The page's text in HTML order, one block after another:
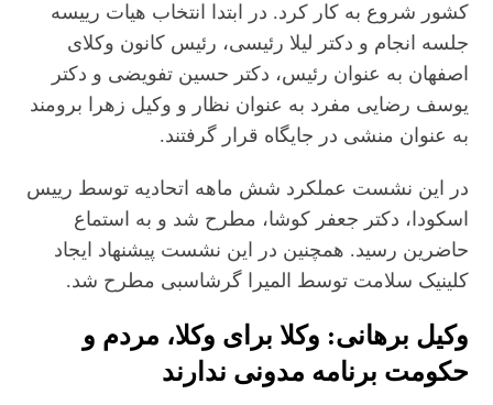
کشور شروع به کار کرد. در ابتدا انتخاب هیات رییسه
جلسه انجام و دکتر لیلا رئیسی، رئیس کانون وکلای
اصفهان به عنوان رئیس، دکتر حسین تفویضی و دکتر
یوسف رضایی مفرد به عنوان نظار و وکیل زهرا برومند
به عنوان منشی در جایگاه قرار گرفتند.
در این نشست عملکرد شش ماهه اتحادیه توسط رییس
اسکودا، دکتر جعفر کوشا، مطرح شد و به استماع
حاضرین رسید. همچنین در این نشست پیشنهاد ایجاد
کلینیک سلامت توسط المیرا گرشاسبی مطرح شد.
وکیل برهانی: وکلا برای وکلا، مردم و
حکومت برنامه مدونی ندارند